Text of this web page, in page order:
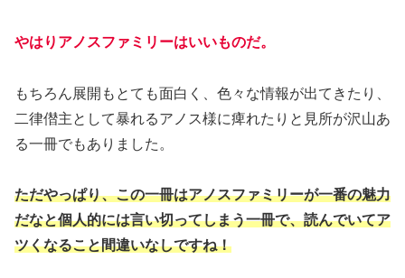
やはりアノスファミリーはいいものだ。
もちろん展開もとても面白く、色々な情報が出てきたり、
二律僣主として暴れるアノス様に痺れたりと見所が沢山あ
る一冊でもありました。
ただやっぱり、この一冊はアノスファミリーが一番の魅力
だなと個人的には言い切ってしまう一冊で、読んでいてア
ツくなること間違いなしですね！